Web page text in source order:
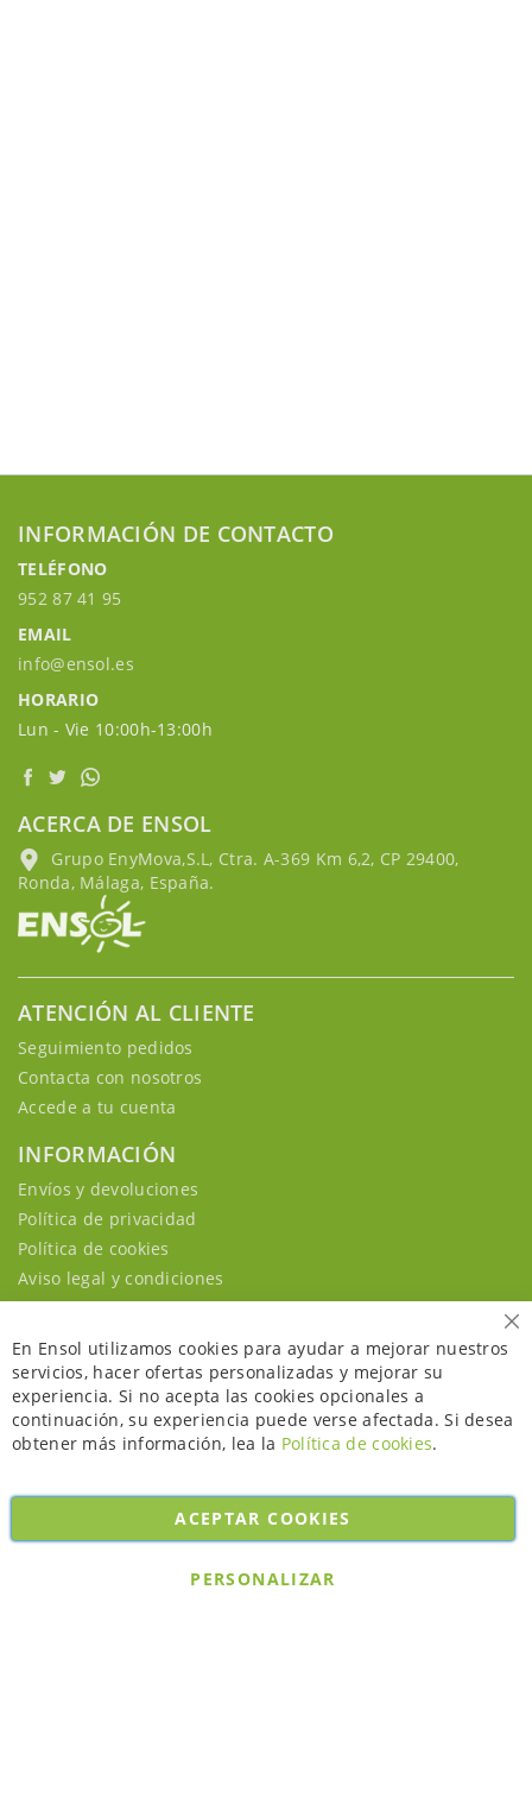
INFORMACIÓN DE CONTACTO
TELÉFONO
952 87 41 95
EMAIL
info@ensol.es
HORARIO
Lun - Vie 10:00h-13:00h
ACERCA DE ENSOL
Grupo EnyMova,S.L, Ctra. A-369 Km 6,2, CP 29400,
Ronda, Málaga, España.
ATENCIÓN AL CLIENTE
Seguimiento pedidos
Contacta con nosotros
Accede a tu cuenta
INFORMACIÓN
Envíos y devoluciones
Política de privacidad
Política de cookies
Aviso legal y condiciones
Copyright © 2026. All rights reserved. Powered byBobaly Partners.
En Ensol utilizamos cookies para ayudar a mejorar nuestros
servicios, hacer ofertas personalizadas y mejorar su
experiencia. Si no acepta las cookies opcionales a
continuación, su experiencia puede verse afectada. Si desea
obtener más información, lea la Política de cookies.
ACEPTAR COOKIES
PERSONALIZAR